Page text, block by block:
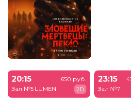
20:15
Зал №5 LUMEN
650 руб.
2D
23:15
Зал №7